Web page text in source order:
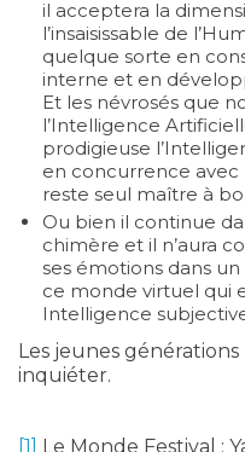
il acceptera la
l’insaisissable de
quelque sorte en
interne et en
Et les névrosés que
l’Intelligence
prodigieuse
en concurrence avec
reste seul maître à
Ou bien il continue
chimère et il n’aura
ses émotions dans un
ce monde virtuel qui
Intelligence
Les jeunes
inquiéter.
[1] Le Monde Festival :